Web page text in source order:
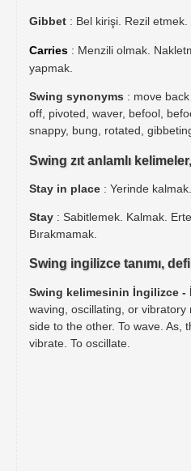
Gibbet : Bel kirişi. Rezil etmek.
Carries : Menzili olmak.
yapmak.
Swing synonyms : move
off, pivoted, waver, befool,
snappy, bung, rotated,
Swing zıt anlamlı
Stay in place : Yerinde kalmak.
Stay : Sabitlemek. Kalmak.
Bırakmamak.
Swing ingilizce tanımı,
Swing kelimesinin İngilizce
waving, oscillating, or
side to the other. To wave. As,
vibrate. To oscillate.